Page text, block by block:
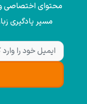
محتوای اختصاصی
مسیر یادگیری